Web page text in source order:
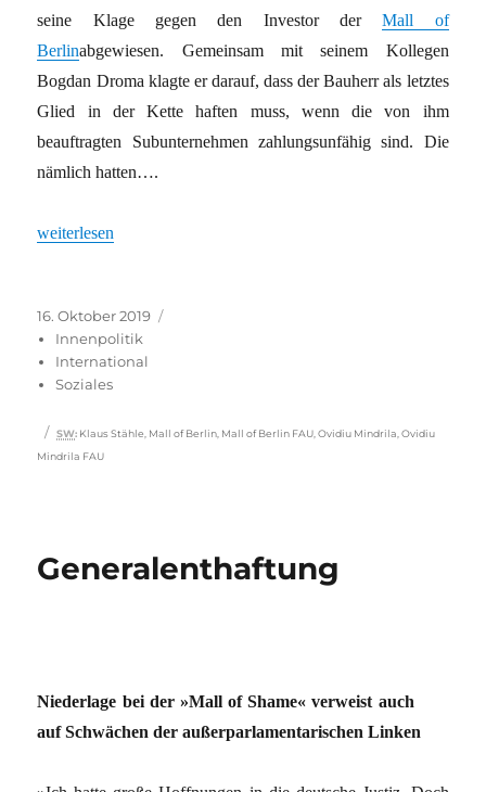
seine Klage gegen den Investor derMall of
Berlinabgewiesen. Gemeinsam mit seinem Kollegen
Bogdan Droma klagte er darauf, dass der Bauherr als letztes
Glied in der Kette haften muss, wenn die von ihm
beauftragten Subunternehmen zahlungsunfähig sind. Die
nämlich hatten….
„Bauarbeiter bekommen nichts“
weiterlesen
Veröffentlicht
am
16. Oktober 2019
Innenpolitik
International
Soziales
Schlagwörter
SW: Klaus Stähle Mall of Berlin Mall of Berlin FAU ,Ovidiu Mindrila ,Ovidiu
Mindrila FAU
Generalenthaftung
Niederlage bei der »Mall of Shame« verweist auch
auf Schwächen der außerparlamentarischen Linken